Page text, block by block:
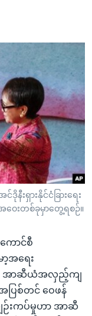
ဒိုနီးရှားနိုင်ငံခြားရေး
ေးတစ်ခုမှာတွေ့ရစဉ်။
ောင်စီ
ာ့အရေး
အာဆီယံအလှည့်ကျ
ပြစ်တင် ဝေဖန်
ဉ်းကပ်မှုဟာ အာဆီ